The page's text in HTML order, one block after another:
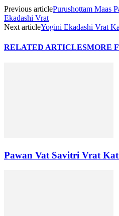
Previous articlePurushottam Maas
Ekadashi Vrat
Next articleYogini Ekadashi Vrat
RELATED ARTICLESMORE
Pawan Vat Savitri Vrat